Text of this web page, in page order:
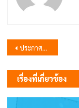
แนะแนว
เรื่อง
ประกาศคณะกรรมการพนักงานเทศบาลจังหวัดลพบุรี เรื่อง หลักเกณฑ์การจ่ายเงินค่าตอบแทนเจ้าหน้าที่ที่ปฏิบัติงานให้กับหน่วยบริการในสังกัดเทศบาล (ฉบับที่ 2) พ.ศ. 2561
เรื่องที่เกี่ยวข้อง